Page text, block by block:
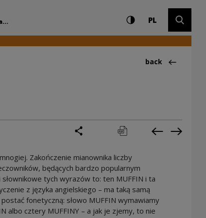
Centrum
Settings and search
High contrast
PLCHANGE
Back
back
print pobierz Previous
Next
Zakończenie mianownika liczby
będących bardzo popularnym
tych wyrazów to: ten MUFFIN i ta
z języka angielskiego – ma taką samą
fonetyczną: słowo MUFFIN wymawiamy
albo cztery MUFFINY – a jak je zjemy, to nie